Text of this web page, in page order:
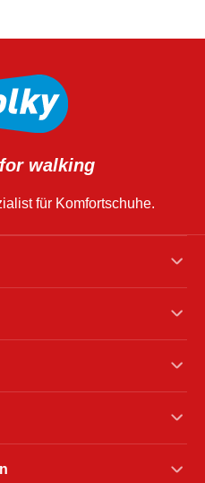
walking
für Komfortschuhe.